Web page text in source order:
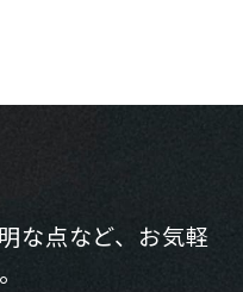
な点など、お気軽